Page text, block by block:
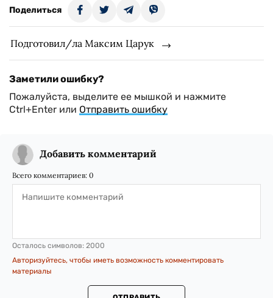
Поделиться
Подготовил/ла Максим Царук
Заметили ошибку?
Пожалуйста, выделите ее мышкой и нажмите
Ctrl+Enter или Отправить ошибку
Добавить комментарий
Всего комментариев: 0
Осталось символов: 2000
Авторизуйтесь, чтобы иметь возможность комментировать
материалы